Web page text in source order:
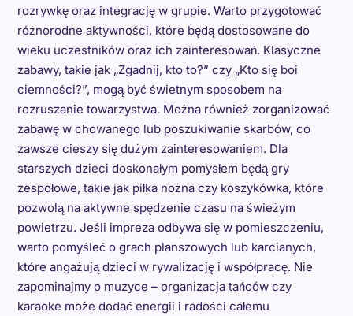
rozrywkę oraz integrację w grupie. Warto przygotować
różnorodne aktywności, które będą dostosowane do
wieku uczestników oraz ich zainteresowań. Klasyczne
zabawy, takie jak „Zgadnij, kto to?” czy „Kto się boi
ciemności?”, mogą być świetnym sposobem na
rozruszanie towarzystwa. Można również zorganizować
zabawę w chowanego lub poszukiwanie skarbów, co
zawsze cieszy się dużym zainteresowaniem. Dla
starszych dzieci doskonałym pomysłem będą gry
zespołowe, takie jak piłka nożna czy koszykówka, które
pozwolą na aktywne spędzenie czasu na świeżym
powietrzu. Jeśli impreza odbywa się w pomieszczeniu,
warto pomyśleć o grach planszowych lub karcianych,
które angażują dzieci w rywalizację i współpracę. Nie
zapominajmy o muzyce – organizacja tańców czy
karaoke może dodać energii i radości całemu